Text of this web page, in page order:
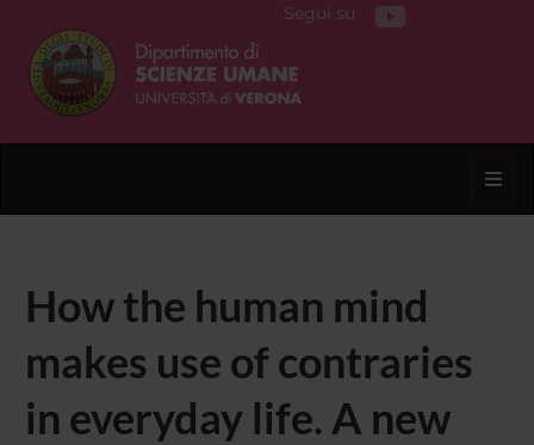
Segui su
How the human mind
makes use of contraries
in everyday life. A new